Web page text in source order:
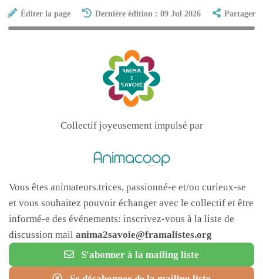
Éditer la page Dernière édition : 09 Jul 2026 Partager
Collectif joyeusement impulsé par
Vous êtes animateurs.trices, passionné-e et/ou curieux-se
et vous souhaitez pouvoir échanger avec le collectif et être
informé-e des événements: inscrivez-vous à la liste de
discussion mail anima2savoie@framalistes.org
S'abonner à la mailing liste